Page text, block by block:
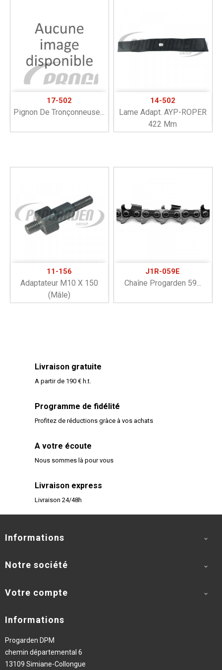
17-502
Pignon De Tronçonneuse...
14-502
Lame Adapt. AYP-ROPER
422 Mm
11-156
Adaptateur M10 X 150
(mâle)
J1R-059E
Chaîne Progarden 59...
Livraison gratuite
A partir de 190 € h.t.
Programme de fidélité
Profitez de réductions gràce à vos achats
A votre écoute
Nous sommes là pour vous
Livraison express
Livraison 24/48h
Informations 
Notre société 
Votre compte 
Informations
Progarden DPM
chemin départemental 6
13109 Simiane-Collongue